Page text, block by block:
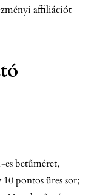
affiliációt
betűméret,
pontos üres sor;